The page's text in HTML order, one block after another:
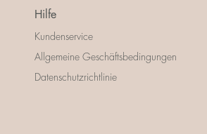
Hilfe
Kundenservice
Allgemeine Geschäftsbedingungen
Datenschutzrichtlinie